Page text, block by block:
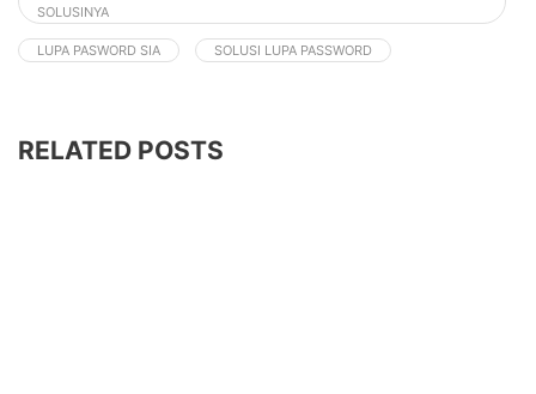
SOLUSINYA
LUPA PASWORD SIA SOLUSI LUPA PASSWORD
RELATED POSTS